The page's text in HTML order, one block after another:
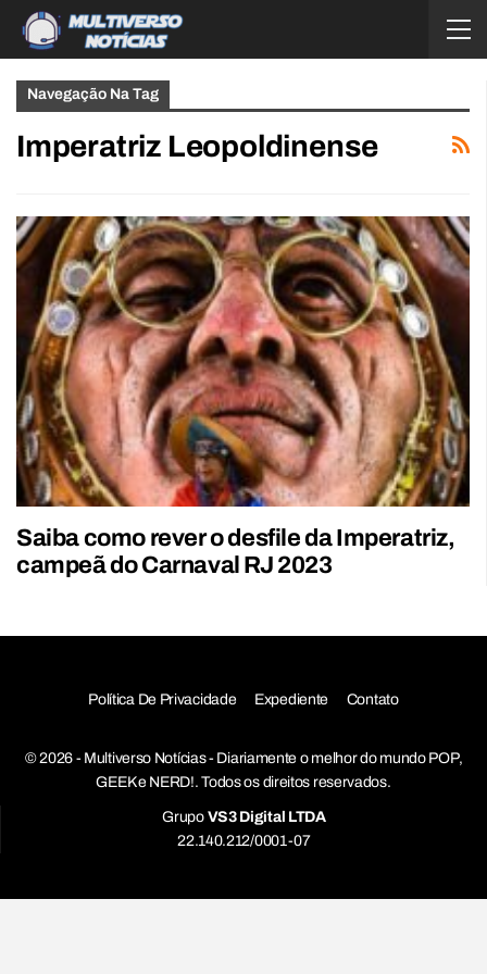
Navegação Na Tag
Imperatriz Leopoldinense
Saiba como rever o desfile da Imperatriz,
campeã do Carnaval RJ 2023
Política De Privacidade Expediente Contato
© 2026 - Multiverso Notícias - Diariamente o melhor do mundo POP,
GEEK e NERD!. Todos os direitos reservados.
Grupo VS3 Digital LTDA
22.140.212/0001-07